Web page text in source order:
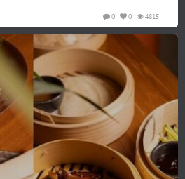
4815
0
0